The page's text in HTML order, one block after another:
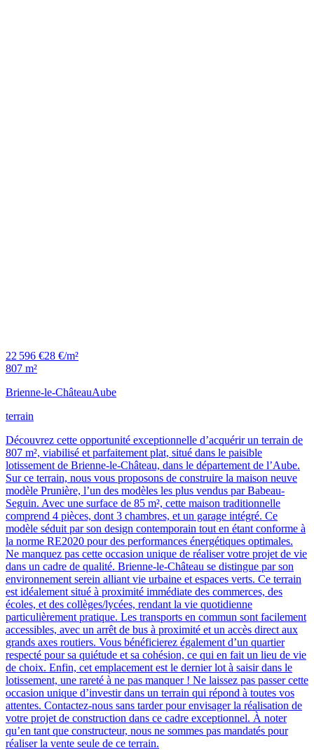
22 596 €28 €/m²
807 m²
Brienne-le-ChâteauAube
terrain
Découvrez cette opportunité exceptionnelle d’acquérir un terrain de
807 m², viabilisé et parfaitement plat, situé dans le paisible
lotissement de Brienne-le-Château, dans le département de l’Aube.
Sur ce terrain, nous vous proposons de construire la maison neuve
modèle Prunière, l’un des modèles les plus vendus par Babeau-
Seguin. Avec une surface de 85 m², cette maison traditionnelle
comprend 4 pièces, dont 3 chambres, et un garage intégré. Ce
modèle séduit par son design contemporain tout en étant conforme à
la norme RE2020 pour des performances énergétiques optimales.
Ne manquez pas cette occasion unique de réaliser votre projet de vie
dans un cadre de qualité. Brienne-le-Château se distingue par son
environnement serein alliant vie urbaine et espaces verts. Ce terrain
est idéalement situé à proximité immédiate des commerces, des
écoles, et des collèges/lycées, rendant la vie quotidienne
particulièrement pratique. Les transports en commun sont facilement
accessibles, avec un arrêt de bus à proximité et un accès direct aux
grands axes routiers. Vous bénéficierez également d’un quartier
respecté pour sa quiétude et sa cohésion, ce qui en fait un lieu de vie
de choix. Enfin, cet emplacement est le dernier lot à saisir dans le
lotissement, une rareté à ne pas manquer ! Ne laissez pas passer cette
occasion unique d’investir dans un terrain qui répond à toutes vos
attentes. Contactez-nous sans tarder pour envisager la réalisation de
votre projet de construction dans ce cadre exceptionnel. À noter
qu’en tant que constructeur, nous ne sommes pas mandatés pour
réaliser la vente seule de ce terrain.